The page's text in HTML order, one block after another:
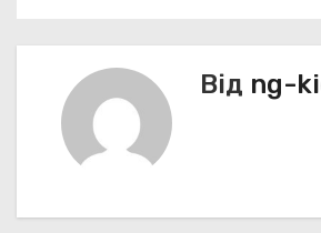
ц
Від ng-